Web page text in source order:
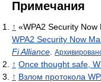
Примечания
↑ «WPA2 Security
WPA2 Security Now
Fi Alliance
↑ Once thought safe,
↑ Взлом протокола